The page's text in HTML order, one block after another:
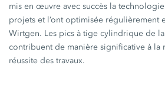
mis en œuvre avec succès la
projets et l’ont optimisée régulièrement
Wirtgen. Les pics à tige cylindrique de
contribuent de manière significative à la
réussite des travaux.